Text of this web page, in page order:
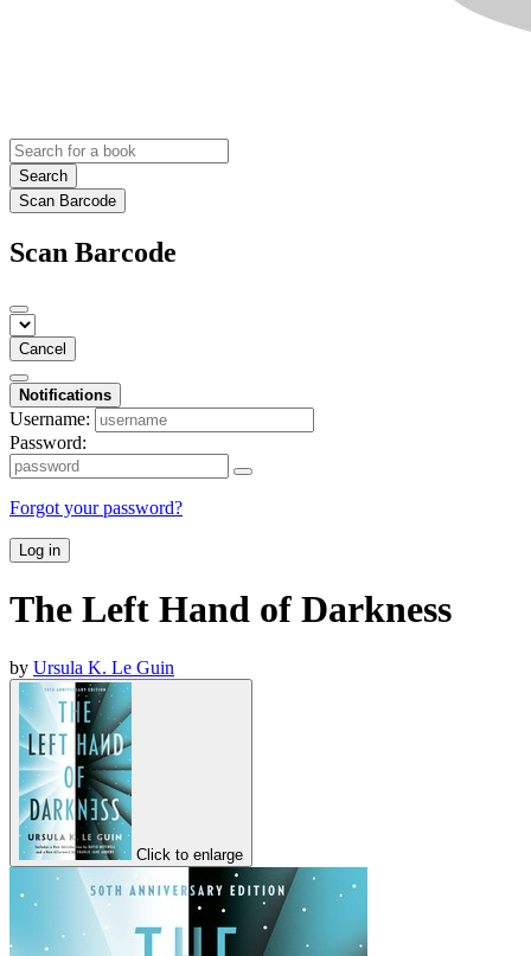
Search
Scan Barcode
Scan Barcode
Cancel
Notifications
Username:
Password:
Forgot your password?
Log in
The Left Hand of Darkness
by Ursula K. Le Guin
Click to enlarge